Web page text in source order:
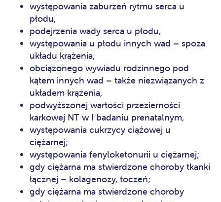
występowania zaburzeń rytmu serca u
płodu,
podejrzenia wady serca u płodu,
występowania u płodu innych wad – spoza
układu krążenia,
obciążonego wywiadu rodzinnego pod
kątem innych wad – także niezwiązanych z
układem krążenia,
podwyższonej wartości przezierności
karkowej NT w I badaniu prenatalnym,
występowania cukrzycy ciążowej u
ciężarnej;
występowania fenyloketonurii u ciężarnej;
gdy ciężarna ma stwierdzone choroby tkanki
łącznej – kolagenozy, toczeń;
gdy ciężarna ma stwierdzone choroby